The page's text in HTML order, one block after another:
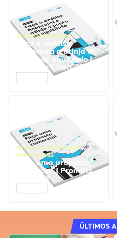
GESTÃO FINANCEIRA
Faça a análise
financeira e atinja o
ponto de equilíbrio |
Prompts ChatGPT
NEGÓCIOS, PROCESSOS
EMPRESARIAIS
Faça uma proposta
comercial | Prompts
ChatGPT
ÚLTIMOS